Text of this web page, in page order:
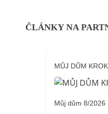
ČLÁNKY NA
MŮJ DŮM
Můj dům 8/2026